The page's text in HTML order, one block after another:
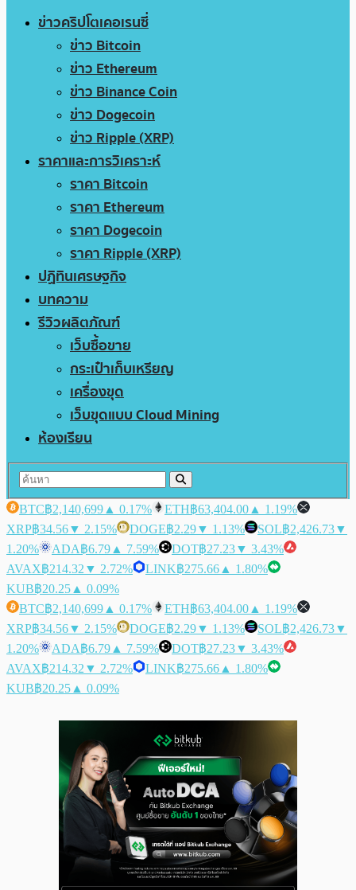
ข่าวคริปโตเคอเรนซี่
ข่าว Bitcoin
ข่าว Ethereum
ข่าว Binance Coin
ข่าว Dogecoin
ข่าว Ripple (XRP)
ราคาและการวิเคราะห์
ราคา Bitcoin
ราคา Ethereum
ราคา Dogecoin
ราคา Ripple (XRP)
ปฏิทินเศรษฐกิจ
บทความ
รีวิวผลิตภัณฑ์
เว็บซื้อขาย
กระเป๋าเก็บเหรียญ
เครื่องขุด
เว็บขุดแบบ Cloud Mining
ห้องเรียน
BTC฿2,140,699 ▲ 0.17% ETH฿63,404.00 ▲ 1.19%
XRP฿34.56▼ 2.15% DOGE฿2.29▼ 1.13% SOL฿2,426.73▼
1.20%
ADA฿6.79 ▲ 7.59% DOT฿27.23▼ 3.43%
AVAX฿214.32 ▼ 2.72% LINK฿275.66 ▲ 1.80%
KUB฿20.25 ▲ 0.09%
BTC฿2,140,699 ▲ 0.17% ETH฿63,404.00 ▲ 1.19%
XRP฿34.56▼ 2.15% DOGE฿2.29▼ 1.13% SOL฿2,426.73▼
1.20%
ADA฿6.79 ▲ 7.59% DOT฿27.23▼ 3.43%
AVAX฿214.32 ▼ 2.72% LINK฿275.66 ▲ 1.80%
KUB฿20.25 ▲ 0.09%